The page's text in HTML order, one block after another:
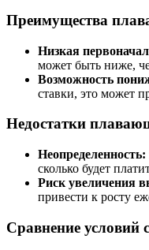
Преимущества
Низкая
может быть ниже,
Возможность
ставки, это может
Недостатки
Неопределенность:
сколько будет
Риск увеличения
привести к росту
Сравнение условий